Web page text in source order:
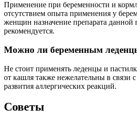
Применение при беременности и
отсутствием опыта применения у
женщин назначение препарата данной
рекомендуется.
Можно ли беременным
Не стоит применять леденцы и
от кашля также нежелательны в связи
развития аллергических реакций.
Советы